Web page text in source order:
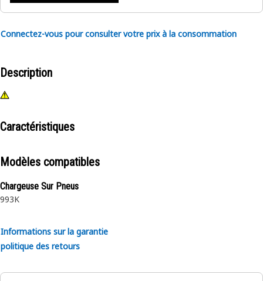
Connectez-vous pour consulter votre prix à la consommation
Description
Caractéristiques
Modèles compatibles
Chargeuse Sur Pneus
993K
Informations sur la garantie
politique des retours